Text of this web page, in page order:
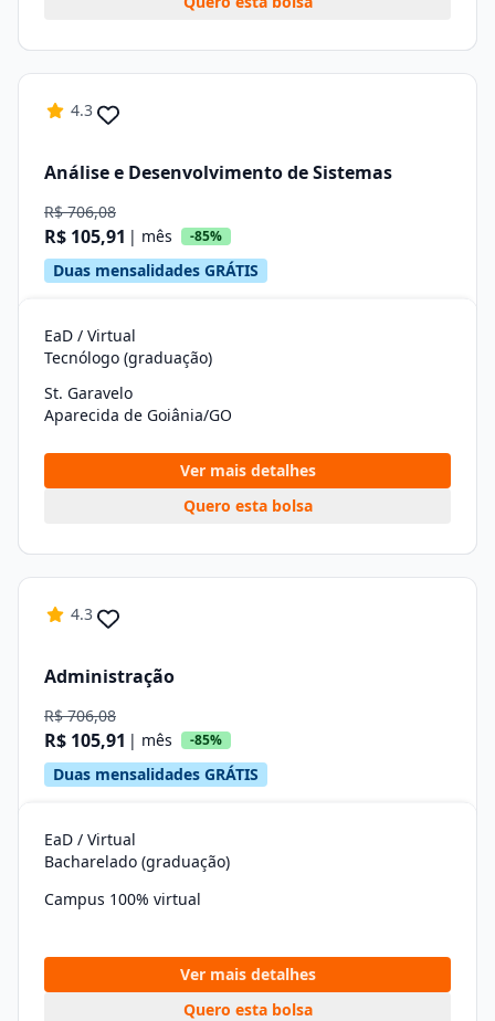
4.3
Análise e Desenvolvimento de Sistemas
R$ 706,08
R$ 105,91 | mês -85%
Duas mensalidades GRÁTIS
EaD / Virtual
Tecnólogo (graduação)
St. Garavelo
Aparecida de Goiânia/GO
Ver mais detalhes
Quero esta bolsa
4.3
Administração
R$ 706,08
R$ 105,91 | mês -85%
Duas mensalidades GRÁTIS
EaD / Virtual
Bacharelado (graduação)
Campus 100% virtual
Ver mais detalhes
Quero esta bolsa